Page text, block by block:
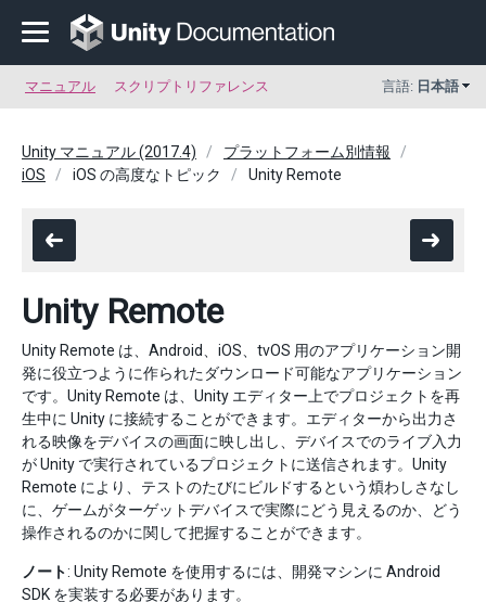
マニュアル スクリプトリファレンス 言語: 日本語
Unity マニュアル (2017.4)
プラットフォーム別情報
iOS
iOS の高度なトピック Unity Remote
Unity Remote
Unity Remote は、Android、iOS、tvOS 用のアプリケーション開
発に役立つように作られたダウンロード可能なアプリケーション
です。Unity Remote は、Unity エディター上でプロジェクトを再
生中に Unity に接続することができます。エディターから出力さ
れる映像をデバイスの画面に映し出し、デバイスでのライブ入力
が Unity で実行されているプロジェクトに送信されます。Unity
Remote により、テストのたびにビルドするという煩わしさなし
に、ゲームがターゲットデバイスで実際にどう見えるのか、どう
操作されるのかに関して把握することができます。
ノート: Unity Remote を使用するには、開発マシンに Android
SDK を実装する必要があります。